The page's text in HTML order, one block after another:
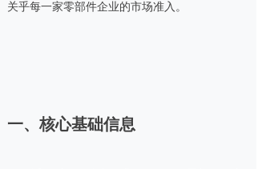
关乎每一家零部件企业的市场准入。
一、核心基础信息